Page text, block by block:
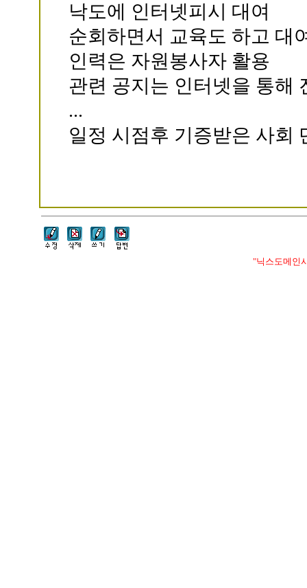
낙도에 인터넷피시 대여
순회하면서 교육도 하고 대
인력은 자원봉사자 활용
관련 공지는 인터넷을 통해
...
일정 시점후 기증받은 사회
"닉스도메인